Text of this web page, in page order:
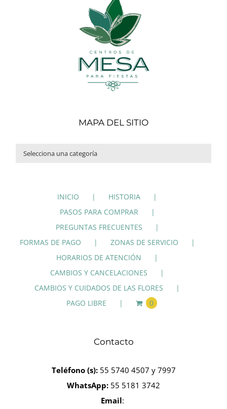
MAPA DEL SITIO
INICIO
HISTORIA
PASOS PARA COMPRAR
PREGUNTAS FRECUENTES
FORMAS DE PAGO
ZONAS DE SERVICIO
HORARIOS DE ATENCIÓN
CAMBIOS Y CANCELACIONES
CAMBIOS Y CUIDADOS DE LAS FLORES
PAGO LIBRE
0
Contacto
Teléfono (s):55 5740 4507 y 7997
WhatsApp: 55 5181 3742
Email: